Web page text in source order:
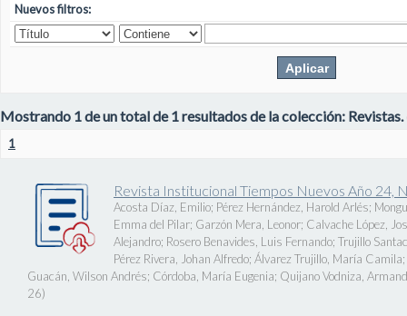
Nuevos filtros:
Mostrando 1 de un total de 1 resultados de la colección: Revistas.
1
Revista Institucional Tiempos Nuevos Año 24,
Acosta Díaz, Emilio; Pérez Hernández, Harold Arlés;
Emma del Pilar; Garzón Mera, Leonor; Calvache López,
Alejandro; Rosero Benavides, Luis Fernando; Trujillo
Pérez Rivera, Johan Alfredo; Álvarez Trujillo, María Camila;
Guacán, Wilson Andrés; Córdoba, María Eugenia; Quijano Vodniza,
26)